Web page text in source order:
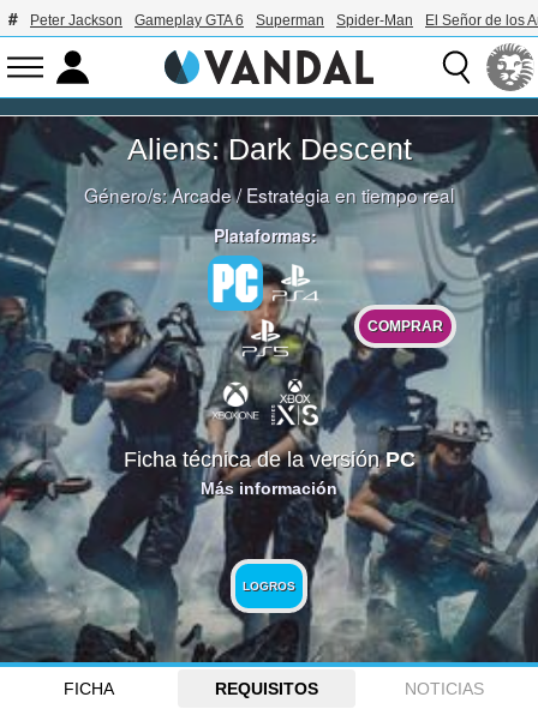
Peter Jackson Gameplay GTA 6 Superman Spider-Man El Señor de los
Aliens: Dark Descent
Género/s:Arcade/Estrategia en tiempo real
Plataformas:
COMPRAR
Ficha técnica de la versiónPC
Más información
LOGROS
FICHA REQUISITOS
NOTICIAS